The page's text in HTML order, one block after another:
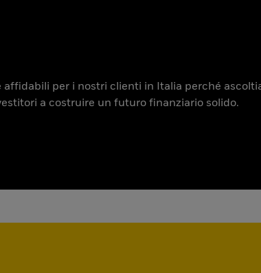
per i nostri clienti in Italia perché
a costruire un futuro finanziario solido.